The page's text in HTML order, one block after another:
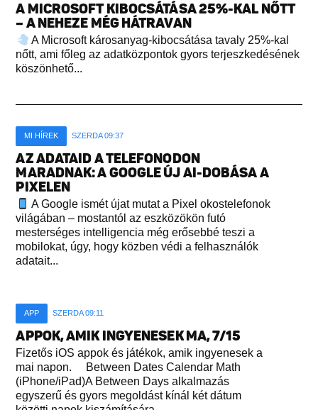
A MICROSOFT KIBOCSÁTÁSA 25%-KAL NŐTT
– A NEHEZE MÉG HÁTRAVAN
A Microsoft károsanyag-kibocsátása tavaly 25%-kal
nőtt, ami főleg az adatközpontok gyors terjeszkedésének
köszönhető...
MI HÍREK SZERDA 09:37
AZ ADATAID A TELEFONODON
MARADNAK: A GOOGLE ÚJ AI-DOBÁSA A
PIXELEN
A Google ismét újat mutat a Pixel okostelefonok
világában – mostantól az eszközökön futó
mesterséges intelligencia még erősebbé teszi a
mobilokat, úgy, hogy közben védi a felhasználók
adatait...
APP SZERDA 09:11
APPOK, AMIK INGYENESEK MA, 7/15
Fizetős iOS appok és játékok, amik ingyenesek a
mai napon. Between Dates Calendar Math
(iPhone/iPad)A Between Days alkalmazás
egyszerű és gyors megoldást kínál két dátum